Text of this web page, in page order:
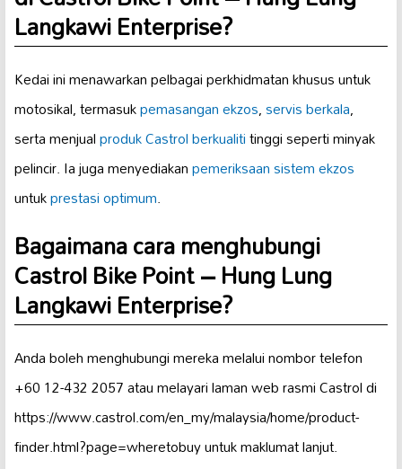
Langkawi Enterprise?
Kedai ini menawarkan pelbagai perkhidmatan khusus untuk
motosikal, termasukpemasangan ekzos,servis berkala,
serta menjualproduk Castrol berkualititinggi seperti minyak
pelincir. Ia juga menyediakanpemeriksaan sistem ekzos
untukprestasi optimum.
Bagaimana cara menghubungi
Castrol Bike Point – Hung Lung
Langkawi Enterprise?
Anda boleh menghubungi mereka melalui nombor telefon
+60 12-432 2057 atau melayari laman web rasmi Castrol di
https://www.castrol.com/en_my/malaysia/home/product-
finder.html?page=wheretobuy untuk maklumat lanjut.